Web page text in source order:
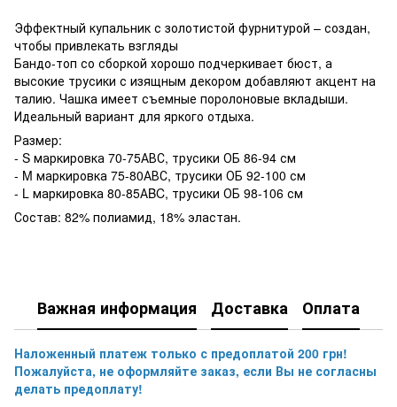
Эффектный купальник с золотистой фурнитурой – создан,
чтобы привлекать взгляды
Бандо-топ со сборкой хорошо подчеркивает бюст, а
высокие трусики с изящным декором добавляют акцент на
талию. Чашка имеет съемные поролоновые вкладыши.
Идеальный вариант для яркого отдыха.
Размер:
- S маркировка 70-75АВС, трусики ОБ 86-94 см
- M маркировка 75-80АВС, трусики ОБ 92-100 см
- L маркировка 80-85АBC, трусики ОБ 98-106 см
Состав: 82% полиамид, 18% эластан.
Важная информация Доставка Оплата
Наложенный платеж только с предоплатой 200 грн!
Пожалуйста, не оформляйте заказ, если Вы не согласны
делать предоплату!